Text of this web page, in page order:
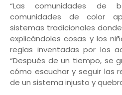
“Las comunidades de
comunidades de color
sistemas tradicionales
explicándoles cosas y los
reglas inventadas por los
“Después de un tiempo, se
cómo escuchar y seguir las
de un sistema injusto y